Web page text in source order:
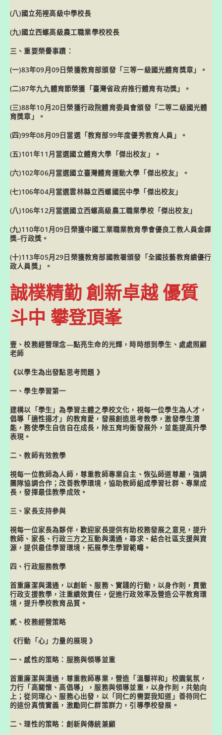
(八)國立苑裡高級中學校長
(九)國立西螺高級農工職業學校校長
三、重要榮譽事蹟：
(一)83年09月09日榮獲教育部頒發「三等一級國光體育獎章」。
(二)87年九九體育節榮獲「臺灣省政府推行體育有功獎」。
(三)88年10月20日榮獲行政院體育委員會頒發「二等二級國光體
育獎章」
。
(四)99年08月09日當選「教育部99年度優秀教育人員 」。
(五)101年11月當選國立體育大學「傑出校友 」。
(六)102年06月當選國立臺灣體育運動大學「傑出校友」。
(七)106年04月當選雲林縣立西螺國民中學「傑出校友」
(八)106年12月當選國立西螺高級農工職業學校「傑出校友」
(九)110年01月09日榮獲中國工業職業教育學會優良工教人員金鐸
獎–行政獎 。
(十)113年05月29日榮獲教育部國教署頒發「全國技藝教育績優行
政人員獎」。
誠樸精勤 創新卓越 優質
斗中 攀登頂峯
壹 、校務經營理念—點亮生命的光輝 ， 時時想到學生、處處照顧
老師
《以學生為出發點思考問題 》
一、學生學習第一
建構以「學生」為學習主體之學校文化，視每一位學生為人才，
倡導「適性揚才」的教育愛，發展創造思考教學，激發學生潛
能，務使學生自信自在成長，除五育均衡發展外，並能提高升學
表現。
二、教師有效教學
視每一位教師為人師，尊重教師專業自主、恢弘師道尊嚴，強調
團隊協調合作；改善教學環境，協助教師組成學習社群、專業成
長，發揮最佳教學成效。
三、家長支持參與
視每一位家長為夥伴，歡迎家長提供有助校務發展之意見，提升
教師、家長、行政三方之互動與溝通，尋求、結合社區支援與資
源，提供最佳學習環境，拓展學生學習範疇。
四、行政服務教學
首重廉潔與溝通，以創新、服務、實踐的行動，以身作則，貫徹
行政支援教學，注重績效責任，促進行政效率及營造公平教育環
境，提升學校教育品質。
貳 、校務經營策略
《行動「心」力量的展現 》
一、感性的策略：服務與領導並重
首重廉潔與溝通，尊重教師專業，營造「溫馨祥和」校園氣氛，
力行「高關懷、高倡導」，服務與領導並重，以身作則，共勉向
上；從同理心、服務心出發，以「同仁的需要我知道 」 善待同仁
的這份真情實義，激勵同仁群策群力，引導學校發展。
二、理性的策略：創新與傳統兼顧